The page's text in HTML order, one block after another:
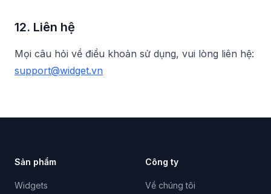
12. Liên hệ
Mọi câu hỏi về điều khoản sử dụng, vui lòng liên hệ:
support@widget.vn
Sản phẩm
Widgets
Công ty
Về chúng tôi